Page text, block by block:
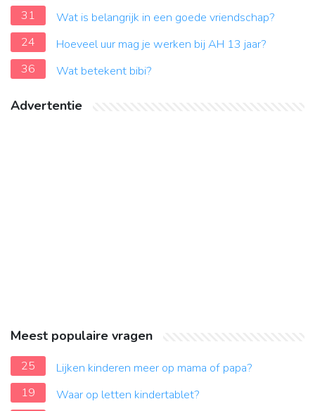
31
Wat is belangrijk in een goede vriendschap?
24
Hoeveel uur mag je werken bij AH 13 jaar?
36
Wat betekent bibi?
Advertentie
Meest populaire vragen
25
Lijken kinderen meer op mama of papa?
19
Waar op letten kindertablet?